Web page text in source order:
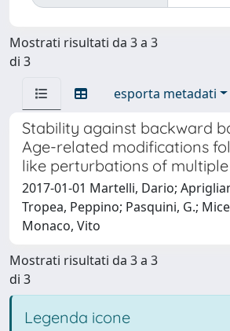
Mostrati risultati da 3 a 3
di 3
esporta metadati
Stability against backward
Age-related modifications
like perturbations of
2017-01-01 Martelli, Dario;
Tropea, Peppino; Pasquini, G.;
Monaco, Vito
Mostrati risultati da 3 a 3
di 3
Legenda icone